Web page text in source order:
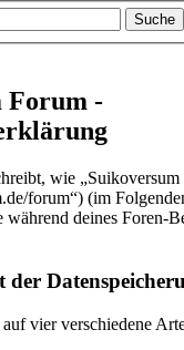
Suche
Forum -
wie „Suikoversum
forum“) (im
deines Foren-
vier verschiedene